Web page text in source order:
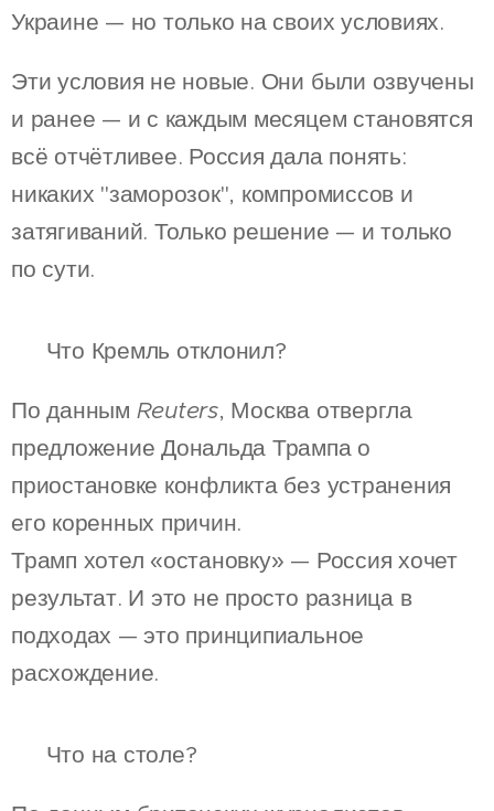
Украине — но только на своих условиях.
Эти условия не новые. Они были озвучены
и ранее — и с каждым месяцем становятся
всё отчётливее. Россия дала понять:
никаких "заморозок", компромиссов и
затягиваний. Только решение — и только
по сути.
❌ Что Кремль отклонил?
По данным Reuters, Москва отвергла
предложение Дональда Трампа о
приостановке конфликта без устранения
его коренных причин.
Трамп хотел «остановку» — Россия хочет
результат. И это не просто разница в
подходах — это принципиальное
расхождение.
📜 Что на столе?